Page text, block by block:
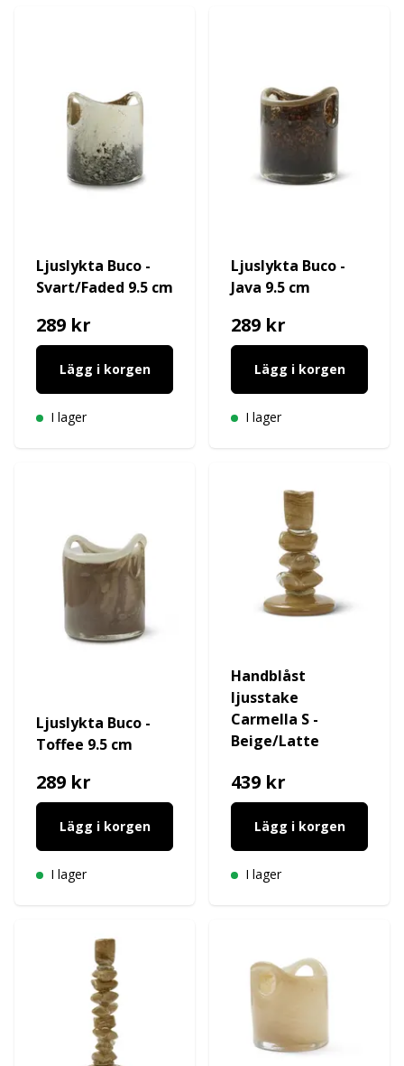
Ljuslykta Buco -
Svart/Faded 9.5 cm
289 kr
Lägg i korgen
I lager
Ljuslykta Buco -
Java 9.5 cm
289 kr
Lägg i korgen
I lager
Ljuslykta Buco -
Toffee 9.5 cm
289 kr
Lägg i korgen
I lager
Handblåst
ljusstake
Carmella S -
Beige/Latte
439 kr
Lägg i korgen
I lager